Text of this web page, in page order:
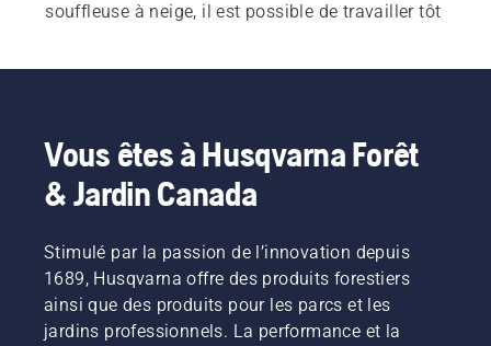
souffleuse à neige, il est possible de travailler tôt
d’achat de souffleuse à neige pour trouver la
Vous êtes à Husqvarna Forêt
& Jardin Canada
Stimulé par la passion de l’innovation depuis
1689, Husqvarna offre des produits forestiers
ainsi que des produits pour les parcs et les
jardins professionnels. La performance et la